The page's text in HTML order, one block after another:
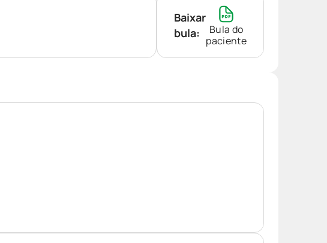
Baixar
bula:
Bula do
paciente